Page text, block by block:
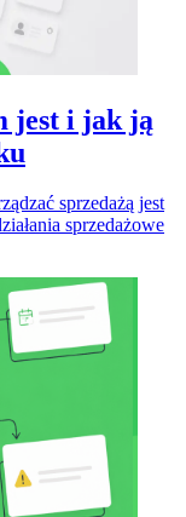
jest i jak ją
sprzedażą jest
sprzedażowe